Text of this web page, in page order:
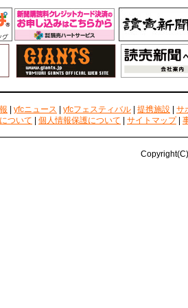
yfcニュース yfcフェスティバル 提携施設
サ
ついて 個人情報保護について サイトマップ|